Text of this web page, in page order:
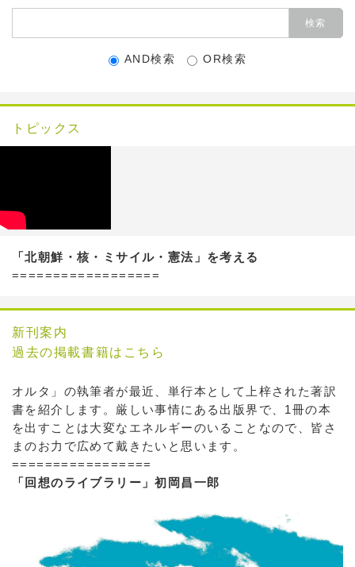
AND検索 OR検索
トピックス
「北朝鮮・核・ミサイル・憲法」を考える
==================
新刊案内
過去の掲載書籍はこちら
オルタ」の執筆者が最近、単行本として上梓された著訳
書を紹介します。厳しい事情にある出版界で、1冊の本
を出すことは大変なエネルギーのいることなので、皆さ
まのお力で広めて戴きたいと思います。
=================
「回想のライブラリー」初岡昌一郎